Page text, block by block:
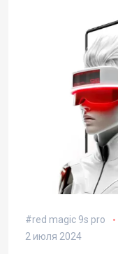
red magic 9s pro
2 июля 2024